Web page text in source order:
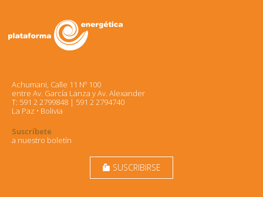
Achumani, Calle 11 Nº 100
entre Av. García Lanza y Av. Alexander
T: 591 2 2799848 | 591 2 2794740
La Paz • Bolivia
Suscríbete
a nuestro boletín
markunread_mailbox SUSCRIBIRSE